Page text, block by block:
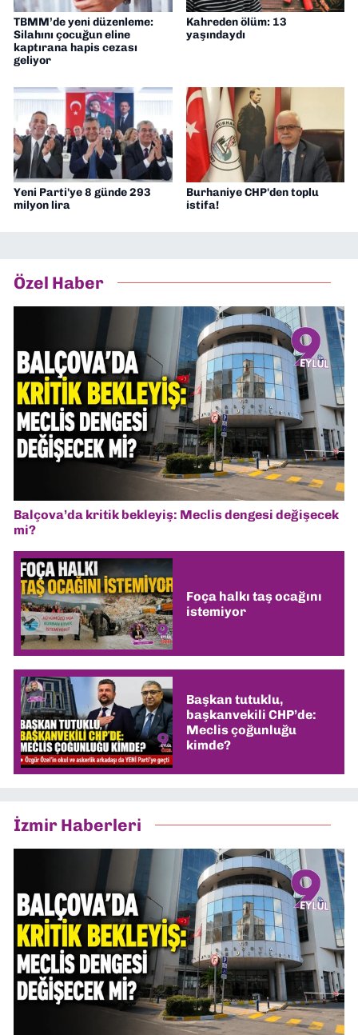
TBMM’de yeni düzenleme:
Silahını çocuğun eline
kaptırana hapis cezası
geliyor
Kahreden ölüm: 13
yaşındaydı
Yeni Parti'ye 8 günde 293
milyon lira
Burhaniye CHP'den toplu
istifa!
Özel Haber
Balçova’da kritik bekleyiş: Meclis dengesi değişecek
mi?
Foça halkı taş ocağını
istemiyor
Başkan tutuklu,
başkanvekili CHP’de:
Meclis çoğunluğu
kimde?
İzmir Haberleri